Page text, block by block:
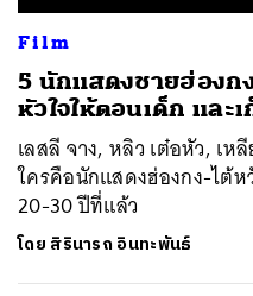
Film
5 นักแสดงชายฮ่องก
หัวใจให้ตอนเด็ก และ
เลสลี จาง, หลิว เต๋อหัว, เห
ใครคือนักแสดงฮ่องกง-ไต้ห
20-30 ปีที่แล้ว
โดย สิรินารถ อินทะพันธ์